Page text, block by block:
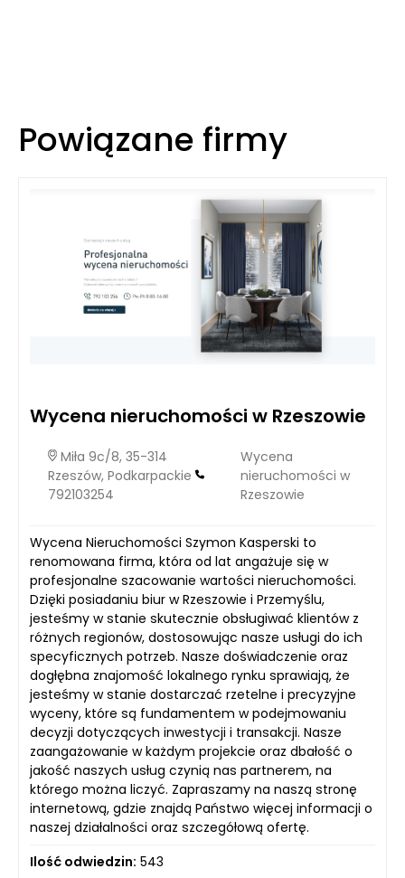
Powiązane firmy
Wycena nieruchomości w Rzeszowie
Miła 9c/8, 35-314
Rzeszów, Podkarpackie
792103254
Wycena
nieruchomości w
Rzeszowie
Wycena Nieruchomości Szymon Kasperski to
renomowana firma, która od lat angażuje się w
profesjonalne szacowanie wartości nieruchomości.
Dzięki posiadaniu biur w Rzeszowie i Przemyślu,
jesteśmy w stanie skutecznie obsługiwać klientów z
różnych regionów, dostosowując nasze usługi do ich
specyficznych potrzeb. Nasze doświadczenie oraz
dogłębna znajomość lokalnego rynku sprawiają, że
jesteśmy w stanie dostarczać rzetelne i precyzyjne
wyceny, które są fundamentem w podejmowaniu
decyzji dotyczących inwestycji i transakcji. Nasze
zaangażowanie w każdym projekcie oraz dbałość o
jakość naszych usług czynią nas partnerem, na
którego można liczyć. Zapraszamy na naszą stronę
internetową, gdzie znajdą Państwo więcej informacji o
naszej działalności oraz szczegółową ofertę.
Ilość odwiedzin: 543